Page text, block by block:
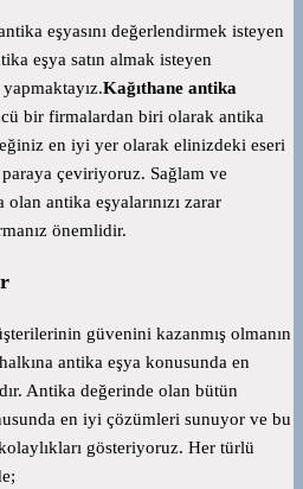
eşyasını değerlendirmek isteyen
eşya satın almak isteyen
Kağıthane antika
bir firmalardan biri olarak antika
en iyi yer olarak elinizdeki eseri
çeviriyoruz. Sağlam ve
olan antika eşyalarınızı zarar
önemlidir.
güvenini kazanmış olmanın
antika eşya konusunda en
Antika değerinde olan bütün
en iyi çözümleri sunuyor ve bu
gösteriyoruz. Her türlü